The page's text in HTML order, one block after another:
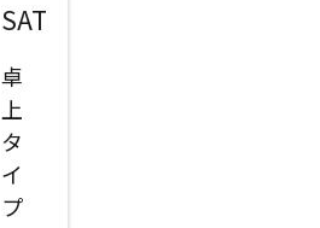
SAT
卓
上
タ
イ
プ